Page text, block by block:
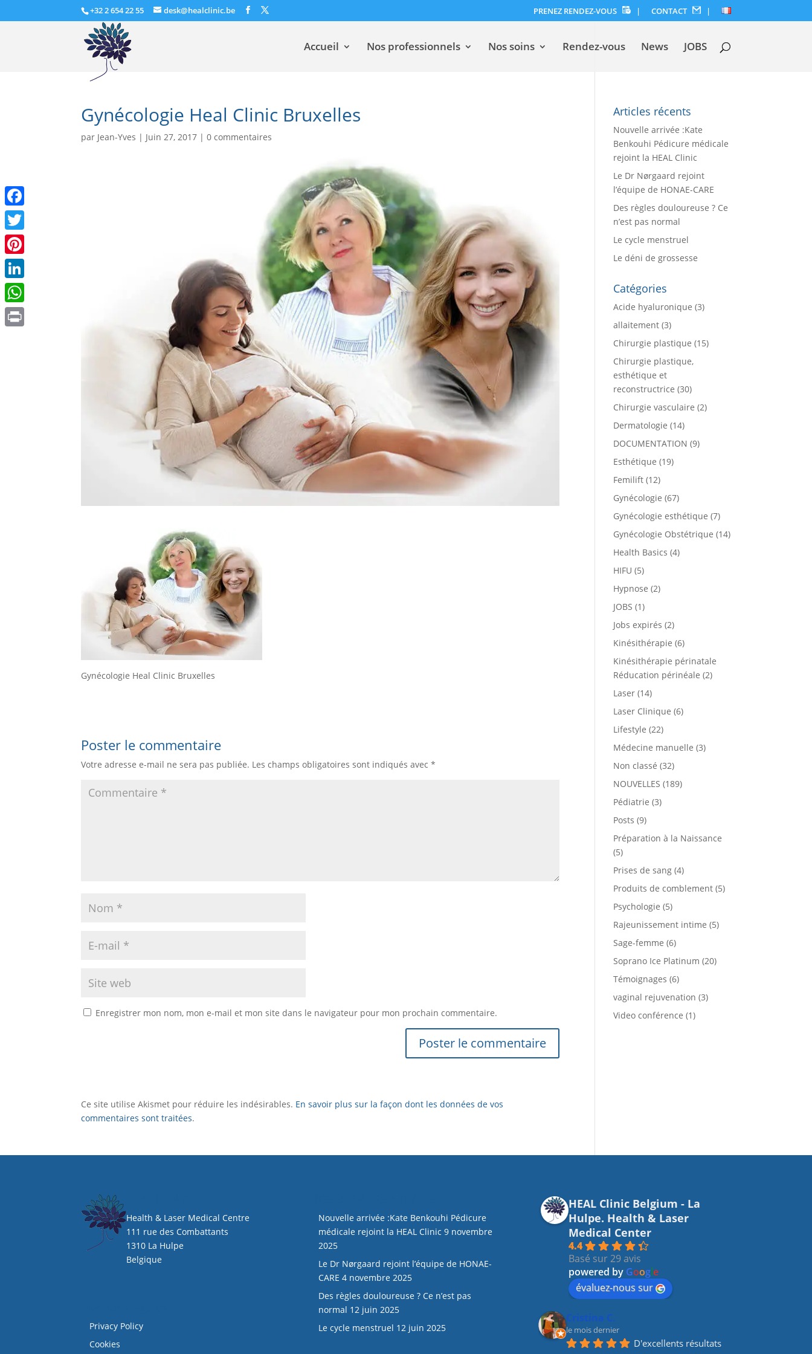
+32 2 654 22 55 desk@healclinic.be PRENEZ RENDEZ-VOUS | CONTACT |
Accueil Nos professionnels Nos soins Rendez-vous News JOBS
Gynécologie Heal Clinic Bruxelles
par Jean-Yves | Juin 27, 2017 |0 commentaires
Gynécologie Heal Clinic Bruxelles
Poster le commentaire
Votre adresse e-mail ne sera pas publiée. Les champs obligatoires sont indiqués avec*
Enregistrer mon nom, mon e-mail et mon site dans le navigateur pour mon prochain commentaire.
Ce site utilise Akismet pour réduire les indésirables. En savoir plus sur la façon dont les données de vos
commentaires sont traitées.
Articles récents
Nouvelle arrivée :Kate
Benkouhi Pédicure médicale
rejoint la HEAL Clinic
Le Dr Nørgaard rejoint
l’équipe de HONAE-CARE
Des règles douloureuse ? Ce
n’est pas normal
Le cycle menstruel
Le déni de grossesse
Catégories
Acide hyaluronique (3)
allaitement (3)
Chirurgie plastique (15)
Chirurgie plastique,
esthétique et
reconstructrice (30)
Chirurgie vasculaire (2)
Dermatologie (14)
DOCUMENTATION (9)
Esthétique (19)
Femilift (12)
Gynécologie (67)
Gynécologie esthétique (7)
Gynécologie Obstétrique (14)
Health Basics (4)
HIFU (5)
Hypnose (2)
JOBS (1)
Jobs expirés (2)
Kinésithérapie (6)
Kinésithérapie périnatale
Réducation périnéale (2)
Laser (14)
Laser Clinique (6)
Lifestyle (22)
Médecine manuelle (3)
Non classé (32)
NOUVELLES (189)
Pédiatrie (3)
Posts (9)
Préparation à la Naissance
(5)
Prises de sang (4)
Produits de comblement (5)
Psychologie (5)
Rajeunissement intime (5)
Sage-femme (6)
Soprano Ice Platinum (20)
Témoignages (6)
vaginal rejuvenation (3)
Video conférence (1)
Health & Laser Medical Centre
111 rue des Combattants
1310 La Hulpe
Belgique
Privacy Policy
Cookies
Nouvelle arrivée :Kate Benkouhi Pédicure
médicale rejoint la HEAL Clinic 9 novembre
2025
Le Dr Nørgaard rejoint l’équipe de HONAE-
CARE 4 novembre 2025
Des règles douloureuse ? Ce n’est pas
normal 12 juin 2025
Le cycle menstruel 12 juin 2025
HEAL Clinic Belgium - La
Hulpe. Health & Laser
Medical Center
4.4
Basé sur 29 avis
powered by Google
évaluez-nous sur
Cristina C.
le mois dernier
D'excellents résultats
Facebook
Twitter
Pinterest
LinkedIn
WhatsApp